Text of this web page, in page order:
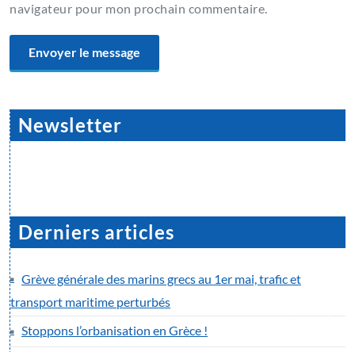
navigateur pour mon prochain commentaire.
Newsletter
Derniers articles
Grève générale des marins grecs au 1er mai, trafic et
transport maritime perturbés
Stoppons l’orbanisation en Grèce !